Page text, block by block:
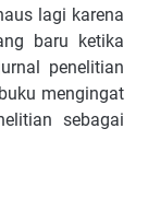
lagi karena
baru ketika
penelitian
mengingat
sebagai